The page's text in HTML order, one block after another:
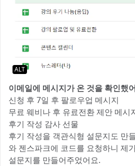
ALT
이메일에 메시지가 온 것을 확인했
신청 후 7일 후 팔로우업 메시지
무료 웨비나 후 유료전환 제안 메시
후기 작성 감사 선물
후기 작성을 객관식형 설문지도 만
와 젠스파크에 코드를 요청하니 제
설문지를 만들어주었어요.